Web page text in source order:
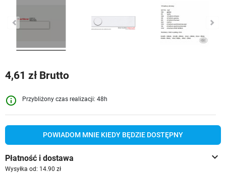
4,61 zł Brutto
info_outline Przybliżony czas realizacji: 48h
POWIADOM MNIE KIEDY BĘDZIE DOSTĘPNY
keyboard_arrow_down
Płatność i dostawa
Wysyłka od: 14.90 zł